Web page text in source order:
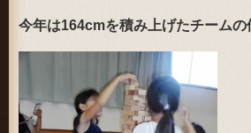
今年は164cmを積み上げたチーム